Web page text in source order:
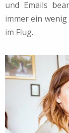
und Emails
immer ein
im Flug.